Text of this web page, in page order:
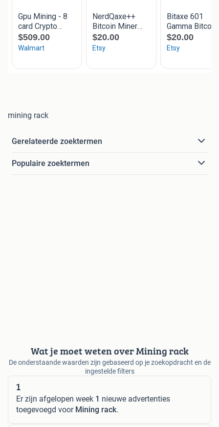
mining rack
Gerelateerde zoektermen
Populaire zoektermen
Wat je moet weten over Mining rack
De onderstaande waarden zijn gebaseerd op je zoekopdracht en de
ingestelde filters
1
Er zijn afgelopen week 1 nieuwe advertenties
toegevoegd voor Mining rack.